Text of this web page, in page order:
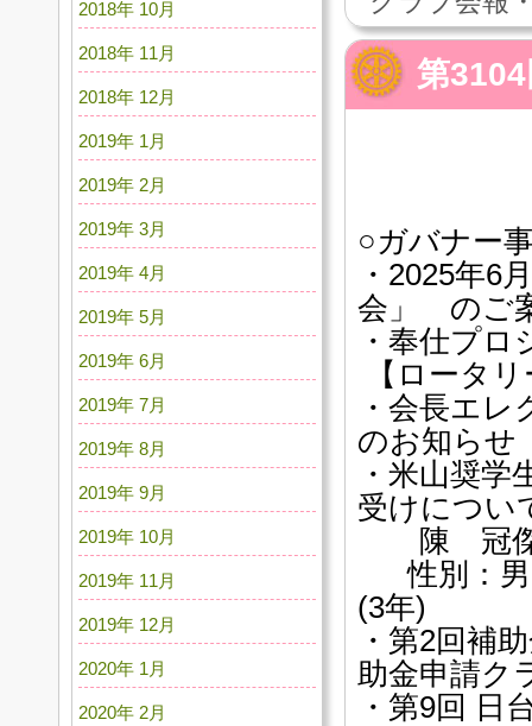
第
○ガバナー
・2025年6
会」 のご
・奉仕プ
【ロータ
・会長エ
のお知らせ
・米山奨
受けについ
陳 冠傑
性別：男
(3年)
・第2回補
助金申請ク
・第9回 日
2018年 10月
2018年 11月
2018年 12月
2019年 1月
2019年 2月
2019年 3月
2019年 4月
2019年 5月
2019年 6月
2019年 7月
2019年 8月
2019年 9月
2019年 10月
2019年 11月
2019年 12月
2020年 1月
2020年 2月